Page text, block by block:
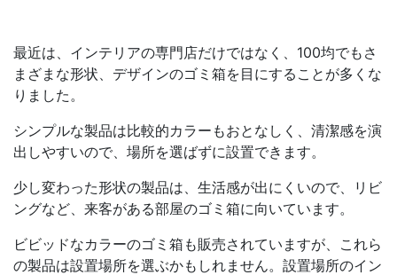
最近は、インテリアの専門店だけではなく、100均でもさ
まざまな形状、デザインのゴミ箱を目にすることが多くな
りました。
シンプルな製品は比較的カラーもおとなしく、清潔感を演
出しやすいので、場所を選ばずに設置できます。
少し変わった形状の製品は、生活感が出にくいので、リビ
ングなど、来客がある部屋のゴミ箱に向いています。
ビビッドなカラーのゴミ箱も販売されていますが、これら
の製品は設置場所を選ぶかもしれません。設置場所のイン